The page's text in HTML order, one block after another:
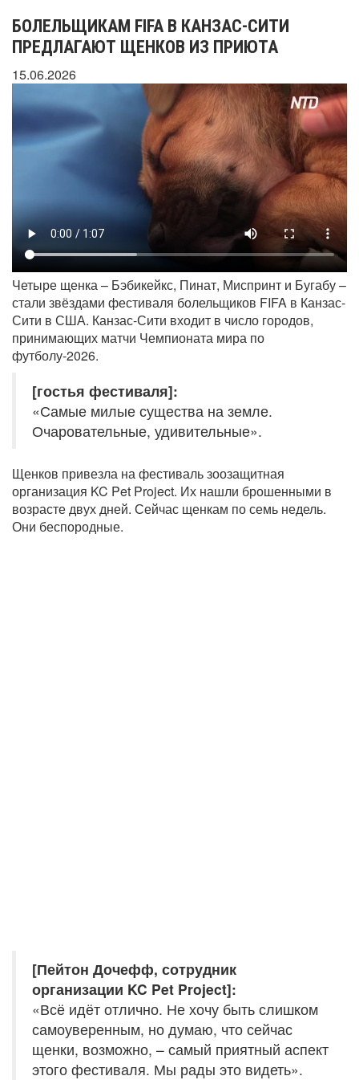
БОЛЕЛЬЩИКАМ FIFA В КАНЗАС-СИТИ
ПРЕДЛАГАЮТ ЩЕНКОВ ИЗ ПРИЮТА
15.06.2026
Четыре щенка – Бэбикейкс, Пинат, Миспринт и Бугабу –
стали звёздами фестиваля болельщиков FIFA в Канзас-
Сити в США. Канзас-Сити входит в число городов,
принимающих матчи Чемпионата мира по
футболу-2026.
[гостья фестиваля]:
«Самые милые существа на земле.
Очаровательные, удивительные».
Щенков привезла на фестиваль зоозащитная
организация KC Pet Project. Их нашли брошенными в
возрасте двух дней. Сейчас щенкам по семь недель.
Они беспородные.
[Пейтон Дочефф, сотрудник
организации KC Pet Project]:
«Всё идёт отлично. Не хочу быть слишком
самоуверенным, но думаю, что сейчас
щенки, возможно, – самый приятный аспект
этого фестиваля. Мы рады это видеть».